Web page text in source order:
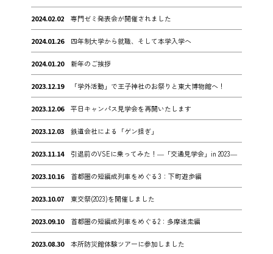
2024.02.02 専門ゼミ発表会が開催されました
2024.01.26 四年制大学から就職、そして本学入学へ
2024.01.20 新年のご挨拶
2023.12.19 「学外活動」で王子神社のお祭りと東大博物館へ！
2023.12.06 平日キャンパス見学会を再開いたします
2023.12.03 鉄道会社による「ゲン担ぎ」
2023.11.14 引退前のVSEに乗ってみた！―「交通見学会」in 2023―
2023.10.16 首都圏の短編成列車をめぐる3：下町遊歩編
2023.10.07 東交祭(2023)を開催しました
2023.09.10 首都圏の短編成列車をめぐる2：多摩迷走編
2023.08.30 本所防災館体験ツアーに参加しました